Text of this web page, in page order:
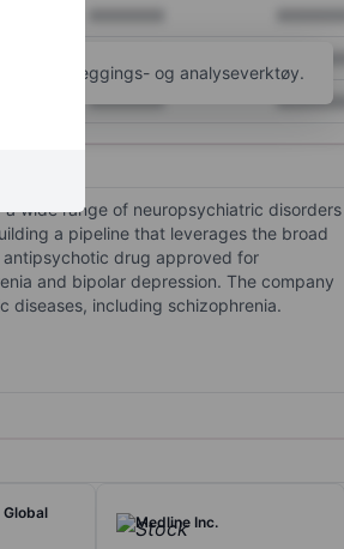
XXXXXXX XXXXXXX
flere kartleggings- og analyseverktøy.
wide range of neuropsychiatric disorders
a pipeline that leverages the broad
drug approved for
and bipolar depression. The company
diseases, including schizophrenia.
Medline Inc.